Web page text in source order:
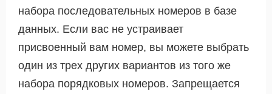
набора последовательных номеров в базе
данных. Если вас не устраивает
присвоенный вам номер, вы можете выбрать
один из трех других вариантов из того же
набора порядковых номеров. Запрещается